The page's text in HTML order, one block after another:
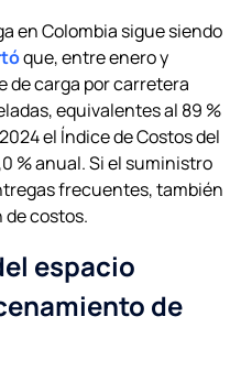
en Colombia sigue siendo
que, entre enero y
de carga por carretera
equivalentes al 89 %
el Índice de Costos del
% anual. Si el suministro
frecuentes, también
de costos.
espacio
de